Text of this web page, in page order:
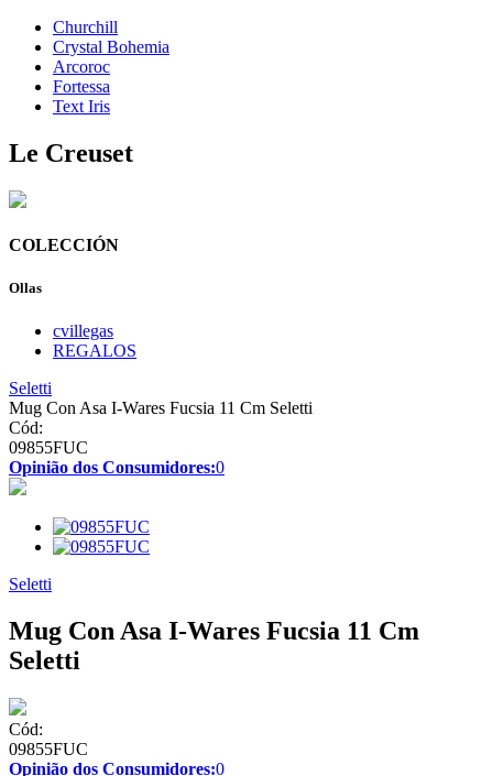
Churchill
Crystal Bohemia
Arcoroc
Fortessa
Text Iris
Le Creuset
COLECCIÓN
Ollas
cvillegas
REGALOS
Seletti
Mug Con Asa I-Wares Fucsia 11 Cm Seletti
Cód:
09855FUC
Opinião dos Consumidores:0
Seletti
Mug Con Asa I-Wares Fucsia 11 Cm
Seletti
Cód:
09855FUC
Opinião dos Consumidores:0